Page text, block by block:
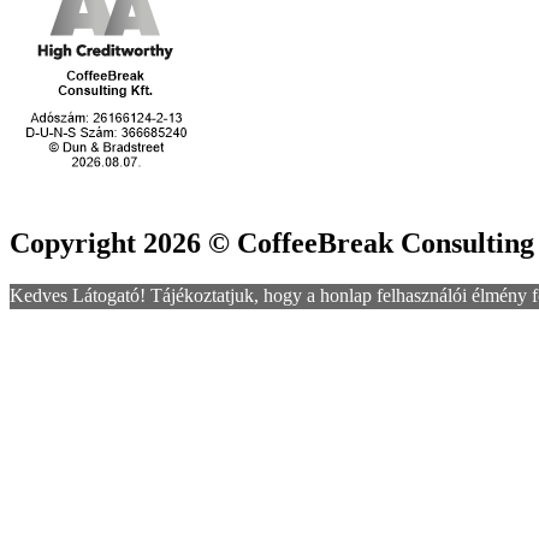
Copyright 2026 © CoffeeBreak Consulting
Kedves Látogató! Tájékoztatjuk, hogy a honlap felhasználói élmény